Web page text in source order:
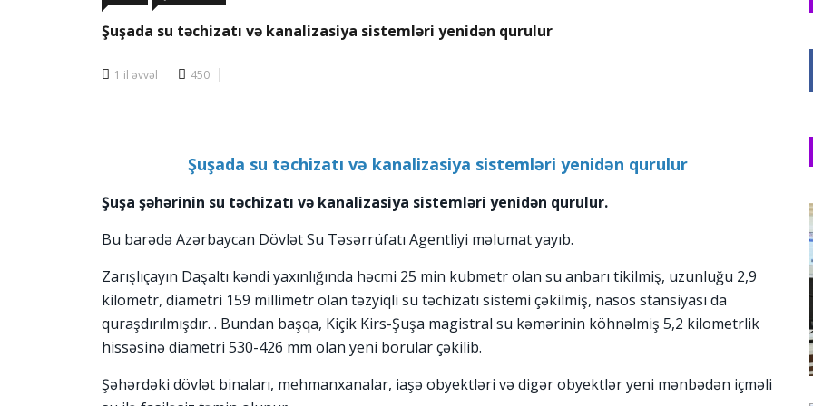
Şuşada su təchizatı və kanalizasiya sistemləri yenidən qurulur
1 il əvvəl 450
Şuşada su təchizatı və kanalizasiya sistemləri yenidən qurulur
Şuşa şəhərinin su təchizatı və kanalizasiya sistemləri yenidən qurulur.
Bu barədə Azərbaycan Dövlət Su Təsərrüfatı Agentliyi məlumat yayıb.
Zarışlıçayın Daşaltı kəndi yaxınlığında həcmi 25 min kubmetr olan su anbarı tikilmiş, uzunluğu 2,9
kilometr, diametri 159 millimetr olan təzyiqli su təchizatı sistemi çəkilmiş, nasos stansiyası da
quraşdırılmışdır. . Bundan başqa, Kiçik Kirs-Şuşa magistral su kəmərinin köhnəlmiş 5,2 kilometrlik
hissəsinə diametri 530-426 mm olan yeni borular çəkilib.
Şəhərdəki dövlət binaları, mehmanxanalar, iaşə obyektləri və digər obyektlər yeni mənbədən içməli